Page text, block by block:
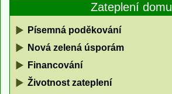
Zateplení domu
Písemná poděkování
Nová zelená úsporám
Financování
Životnost zateplení